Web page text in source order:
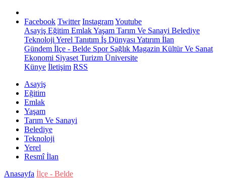
Facebook Twitter InstagramYoutube
Asayiş Eğitim EmlakYaşam Tarım Ve Sanayi Belediye
Teknoloji Yerel Tanıtım İş Dünyası Yatırım İlan
Gündem İlçe - Belde SporSağlık Magazin Kültür Ve Sanat
Ekonomi Siyaset Turizm Üniversite
Künye İletişim RSS
Asayiş
Eğitim
Emlak
Yaşam
Tarım Ve Sanayi
Belediye
Teknoloji
Yerel
Resmî İlan
Anasayfa İlçe - Belde